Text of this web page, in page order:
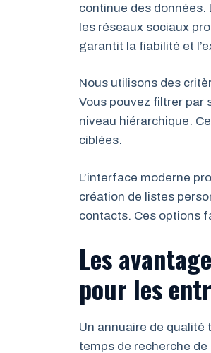
continue des données.
les réseaux sociaux
garantit la fiabilité et
Nous utilisons des
Vous pouvez filtrer par
niveau hiérarchique.
ciblées.
L’interface moderne
création de listes
contacts. Ces options
Les
pour les
Un annuaire de
temps de recherche